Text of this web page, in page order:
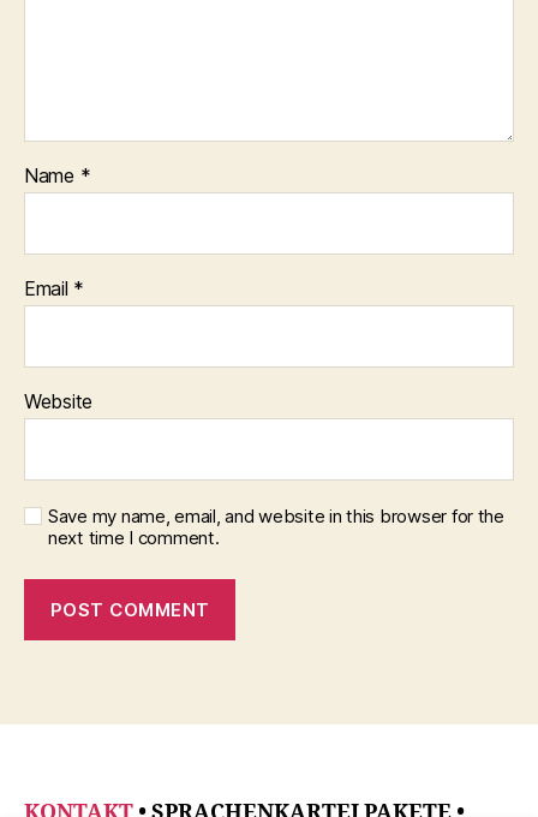
Name *
Email *
Website
Save my name, email, and website in this browser for the
next time I comment.